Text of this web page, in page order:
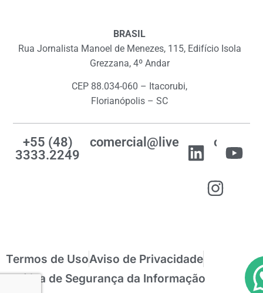
BRASIL
Rua Jornalista Manoel de Menezes, 115, Edifício Isola
Grezzana, 4º Andar
CEP 88.034-060 – Itacorubi,
Florianópolis – SC
+55 (48)
3333.2249
comercial@livemes.com
Termos de UsoAviso de Privacidade
Política de Segurança da Informação